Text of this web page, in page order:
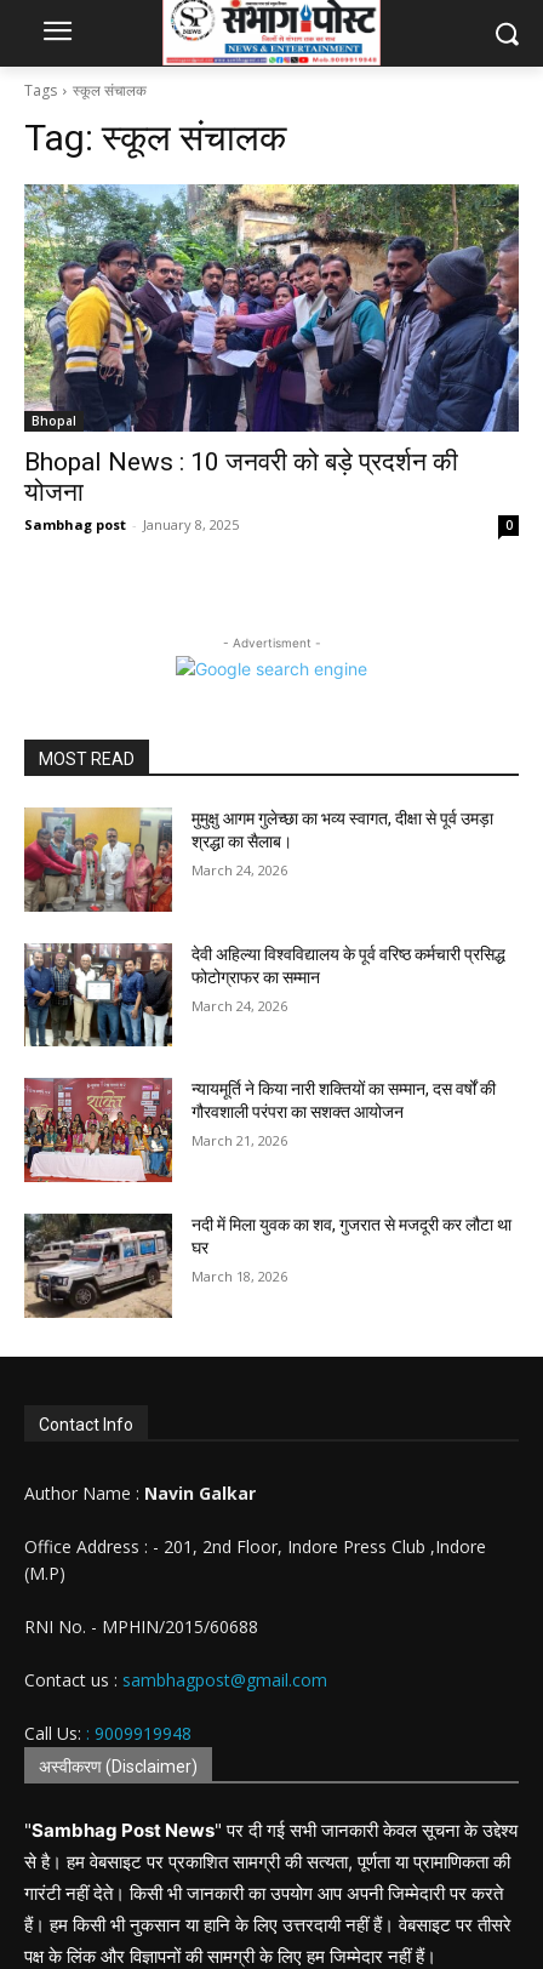
Tags स्कूल संचालक
Tag:स्कूल संचालक
Bhopal
Bhopal News : 10 जनवरी को बड़े प्रदर्शन की
योजना
Sambhag post - January 8, 2025 0
- Advertisment -
MOST READ
मुमुक्षु आगम गुलेच्छा का भव्य स्वागत, दीक्षा से पूर्व उमड़ा
श्रद्धा का सैलाब।
March 24, 2026
देवी अहिल्या विश्वविद्यालय के पूर्व वरिष्ठ कर्मचारी प्रसिद्ध
फोटोग्राफर का सम्मान
March 24, 2026
न्यायमूर्ति ने किया नारी शक्तियों का सम्मान, दस वर्षों की
गौरवशाली परंपरा का सशक्त आयोजन
March 21, 2026
नदी में मिला युवक का शव, गुजरात से मजदूरी कर लौटा था
घर
March 18, 2026
Contact Info
Author Name : Navin Galkar
Office Address : - 201, 2nd Floor, Indore Press Club ,Indore
(M.P)
RNI No. - MPHIN/2015/60688
Contact us : sambhagpost@gmail.com
Call Us: : 9009919948
अस्वीकरण (Disclaimer)
"Sambhag Post News" पर दी गई सभी जानकारी केवल सूचना के उद्देश्य
से है। हम वेबसाइट पर प्रकाशित सामग्री की सत्यता, पूर्णता या प्रामाणिकता की
गारंटी नहीं देते। किसी भी जानकारी का उपयोग आप अपनी जिम्मेदारी पर करते
हैं। हम किसी भी नुकसान या हानि के लिए उत्तरदायी नहीं हैं। वेबसाइट पर तीसरे
पक्ष के लिंक और विज्ञापनों की सामग्री के लिए हम जिम्मेदार नहीं हैं।